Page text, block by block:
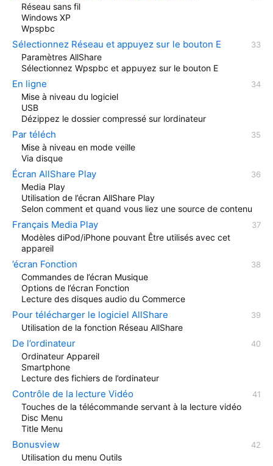
Réseau sans fil
Windows XP
Wpspbc
Sélectionnez Réseau et appuyez sur le bouton E
Paramètres AllShare
Sélectionnez Wpspbc et appuyez sur le bouton E
En ligne
Mise à niveau du logiciel
USB
Dézippez le dossier compressé sur lordinateur
Par téléch
Mise à niveau en mode veille
Via disque
Écran AllShare Play
Media Play
Utilisation de l’écran AllShare Play
Selon comment et quand vous liez une source de contenu
Français Media Play
Modèles diPod/iPhone pouvant Être utilisés avec cet
appareil
’écran Fonction
Commandes de l’écran Musique
Options de l’écran Fonction
Lecture des disques audio du Commerce
Pour télécharger le logiciel AllShare
Utilisation de la fonction Réseau AllShare
De l’ordinateur
Ordinateur Appareil
Smartphone
Lecture des fichiers de l’ordinateur
Contrôle de la lecture Vidéo
Touches de la télécommande servant à la lecture vidéo
Disc Menu
Title Menu
Bonusview
Utilisation du menu Outils